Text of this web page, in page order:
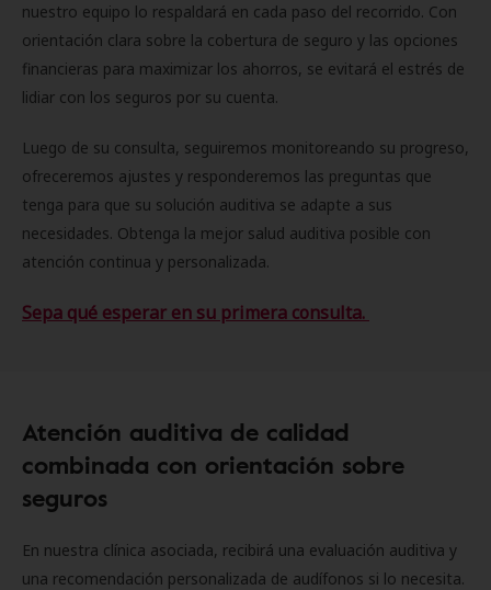
nuestro equipo lo respaldará en cada paso del recorrido. Con
orientación clara sobre la cobertura de seguro y las opciones
financieras para maximizar los ahorros, se evitará el estrés de
lidiar con los seguros por su cuenta.
Luego de su consulta, seguiremos monitoreando su progreso,
ofreceremos ajustes y responderemos las preguntas que
tenga para que su solución auditiva se adapte a sus
necesidades. Obtenga la mejor salud auditiva posible con
atención continua y personalizada.
Sepa qué esperar en su primera consulta.
Atención auditiva de calidad
combinada con orientación sobre
seguros
En nuestra clínica asociada, recibirá una evaluación auditiva y
una recomendación personalizada de audífonos si lo necesita.